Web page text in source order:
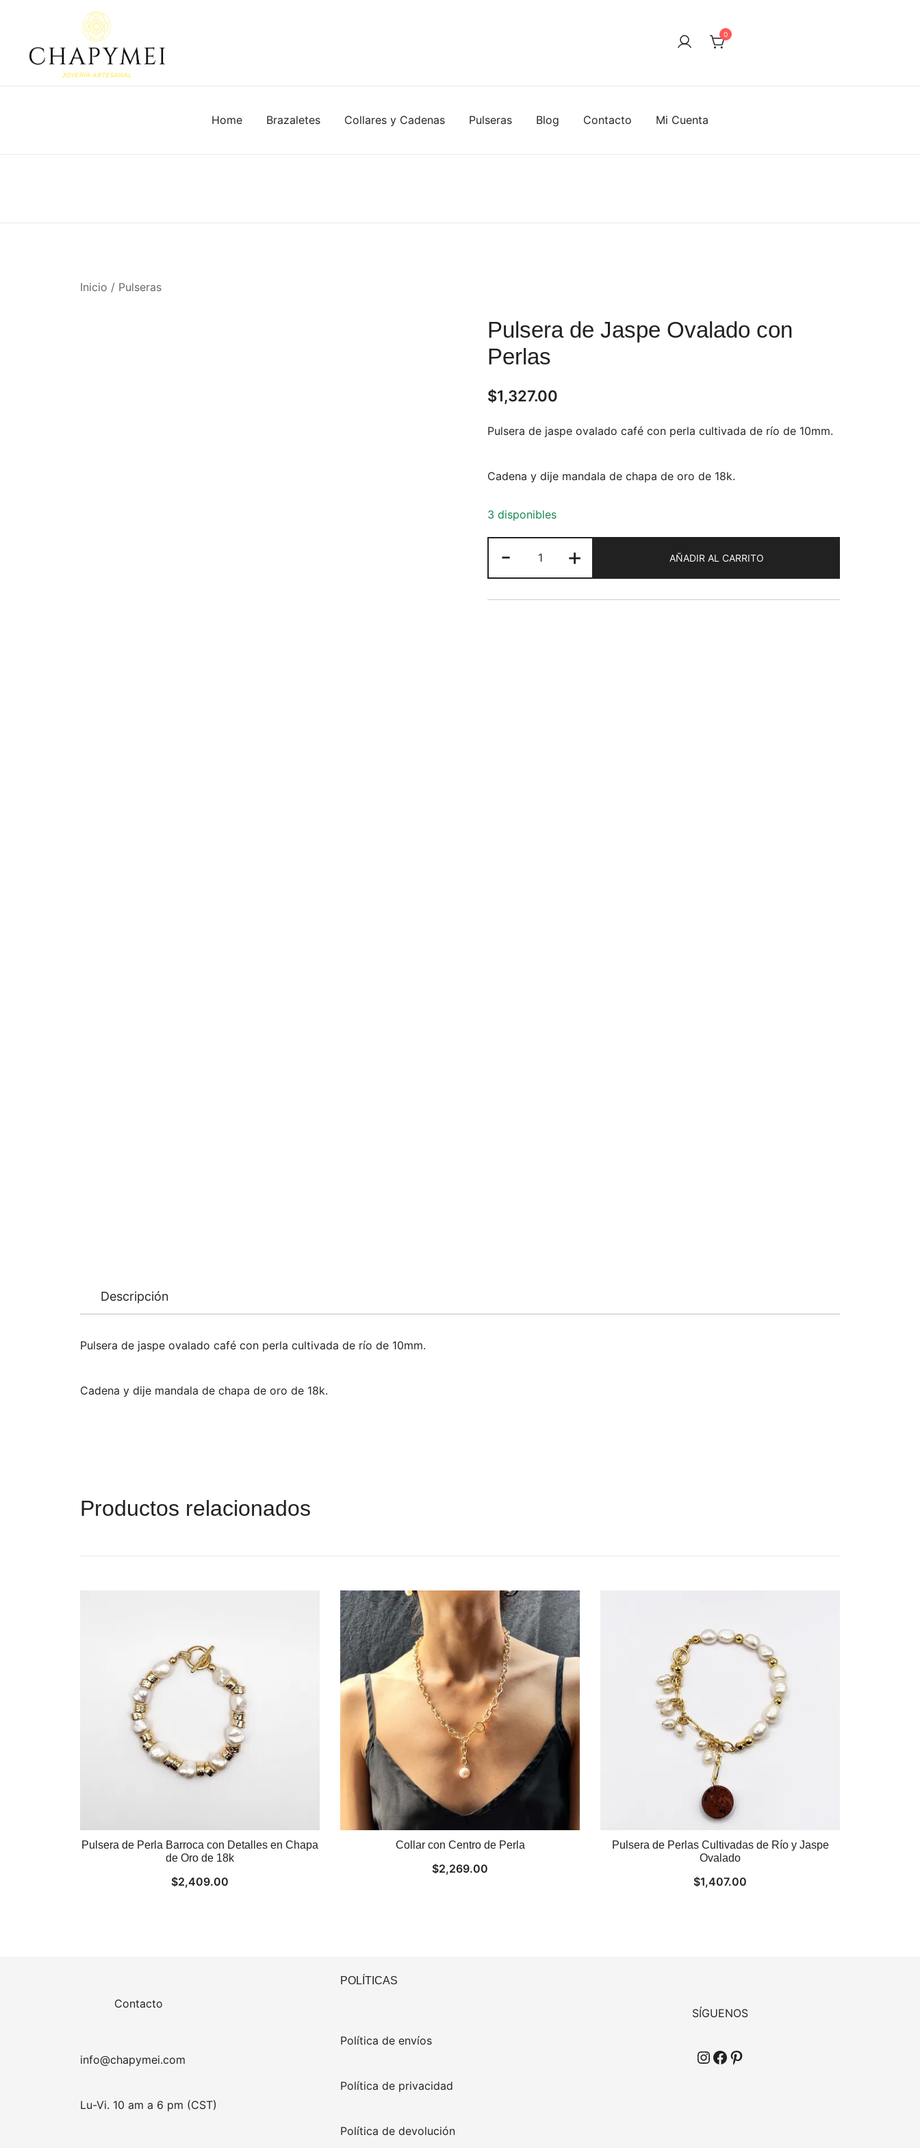
content
0
Home Brazaletes Collares y Cadenas Pulseras Blog Contacto Mi Cuenta
Inicio / Pulseras
Pulsera de Jaspe Ovalado con
Perlas
$1,327.00
Pulsera de jaspe ovalado café con perla cultivada de río de 10mm.
Cadena y dije mandala de chapa de oro de 18k.
3 disponibles
-
de
Jaspe
Ovalado
+ AÑADIR AL CARRITO
Descripción
Pulsera de jaspe ovalado café con perla cultivada de río de 10mm.
Cadena y dije mandala de chapa de oro de 18k.
Productos relacionados
Pulsera de Perla Barroca con Detalles en Chapa
de Oro de 18k
$2,409.00
Collar con Centro de Perla
$2,269.00
Pulsera de Perlas Cultivadas de Río y Jaspe
Ovalado
$1,407.00
Contacto
info@chapymei.com
Lu-Vi. 10 am a 6 pm (CST)
POLÍTICAS
Política de envíos
Política de privacidad
Política de devolución
SÍGUENOS
Instagram
Facebook
Pinterest